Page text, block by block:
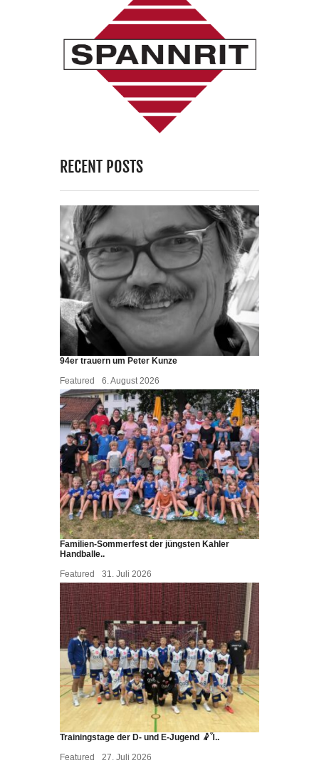
RECENT POSTS
94er trauern um Peter Kunze
Featured
6. August 2026
Familien-Sommerfest der jüngsten Kahler
Handballe..
Featured
31. Juli 2026
Trainingstage der D- und E-Jugend 🤾Ἷ..
Featured
27. Juli 2026